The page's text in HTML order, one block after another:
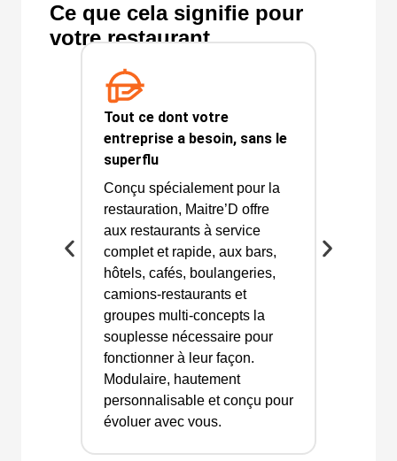
Ce que cela signifie pour
votre restaurant
Tout ce dont votre
entreprise a besoin, sans le
superflu
Conçu spécialement pour la
restauration, Maitre’D offre
aux restaurants à service
complet et rapide, aux bars,
hôtels, cafés, boulangeries,
camions-restaurants et
groupes multi-concepts la
souplesse nécessaire pour
fonctionner à leur façon.
Modulaire, hautement
personnalisable et conçu pour
évoluer avec vous.